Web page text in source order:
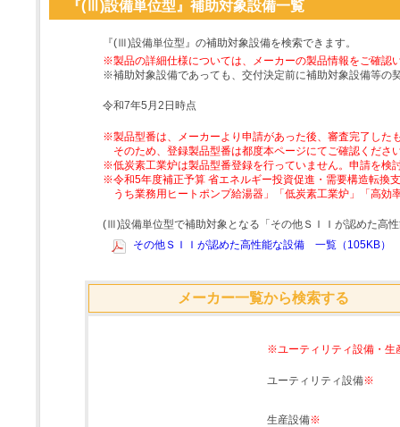
『(Ⅲ)設備単位型』補助対象設備一覧
『(Ⅲ)設備単位型』の補助対象設備を検索できます。
※製品の詳細仕様については、メーカーの製品情報をご確認
※補助対象設備であっても、交付決定前に補助対象設備等の
令和7年5月2日時点
※製品型番は、メーカーより申請があった後、審査完了した
そのため、登録製品型番は都度本ページにてご確認くださ
※低炭素工業炉は製品型番登録を行っていません。申請を検
※令和5年度補正予算 省エネルギー投資促進・需要構造転換
うち業務用ヒートポンプ給湯器」「低炭素工業炉」「高
(Ⅲ)設備単位型で補助対象となる「その他ＳＩＩが認めた高
その他ＳＩＩが認めた高性能な設備 一覧（105KB）
メーカー一覧から検索する
※ユーティリティ設備・生
ユーティリティ設備※
生産設備※